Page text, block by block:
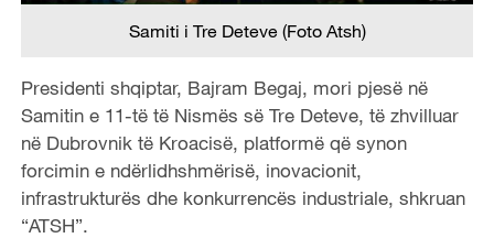
Samiti i Tre Deteve (Foto Atsh)
Presidenti shqiptar, Bajram Begaj, mori pjesë në
Samitin e 11-të të Nismës së Tre Deteve, të zhvilluar
në Dubrovnik të Kroacisë, platformë që synon
forcimin e ndërlidhshmërisë, inovacionit,
infrastrukturës dhe konkurrencës industriale, shkruan
“ATSH”.